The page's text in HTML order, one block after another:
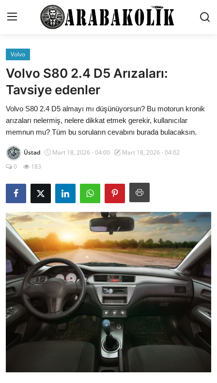
İletişim
Genel
Karşılaştırmalar
Testler
Markalar
Öneriler
Motosiklet
Paketler
Yağlar
Oto Bilgi
Volvo
Volvo S80 2.4 D5 Arızaları:
Tavsiye edenler
Volvo S80 2.4 D5 almayı mı düşünüyorsun? Bu motorun kronik
arızaları nelermiş, nelere dikkat etmek gerekir, kullanıcılar
memnun mu? Tüm bu soruların cevabını burada bulacaksın.
Üstad Mart 18, 2026 - 04:00
Mart 18, 2026 - 04:02
0
183